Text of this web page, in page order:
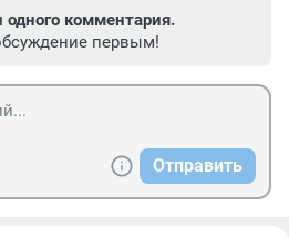
одного комментария.
первым!
Отправить